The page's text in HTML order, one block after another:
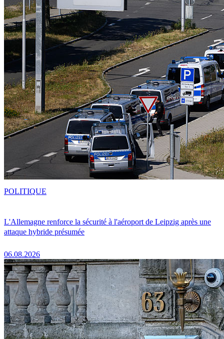
L'Allemagne renforce la sécurité à l'aéroport de Leipzig après une
attaque hybride présumée
06.08.2026
POLITIQUE